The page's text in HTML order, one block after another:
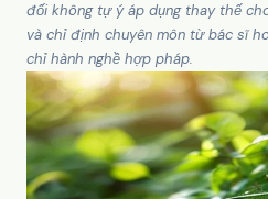
đối không tự ý áp dụng thay thế
và chỉ định chuyên môn từ bác sĩ
chỉ hành nghề hợp pháp.